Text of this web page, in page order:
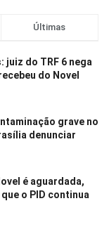
Últimas
juiz do TRF 6 nega
do Novel
grave no
denunciar
é aguardada,
o PID continua